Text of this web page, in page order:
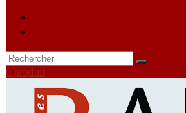
0 produit